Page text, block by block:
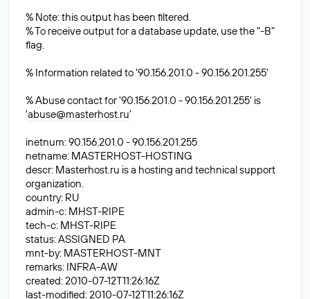
% Note: this output has been filtered.
% To receive output for a database update, use the "-B"
flag.
% Information related to '90.156.201.0 - 90.156.201.255'
% Abuse contact for '90.156.201.0 - 90.156.201.255' is
'abuse@masterhost.ru'
inetnum: 90.156.201.0 - 90.156.201.255
netname: MASTERHOST-HOSTING
descr: Masterhost.ru is a hosting and technical support
organization.
country: RU
admin-c: MHST-RIPE
tech-c: MHST-RIPE
status: ASSIGNED PA
mnt-by: MASTERHOST-MNT
remarks: INFRA-AW
created: 2010-07-12T11:26:16Z
last-modified: 2010-07-12T11:26:16Z